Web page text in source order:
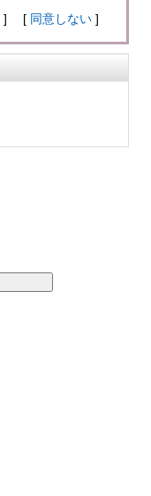
] [ 同意しない ]